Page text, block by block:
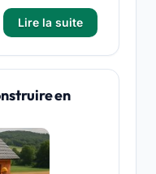
Lire la suite
en